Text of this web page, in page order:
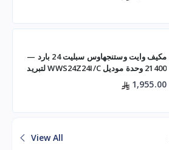
مكيف وايت وستنجهاوس سبليت 24 بارد —
21400 وحدة موديل WWS24Z24I/C لتبريد
فعال للم
1,955.00
View All